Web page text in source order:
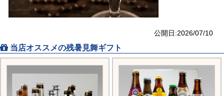
公開日:2026/07/10
当店オススメの残暑見舞ギフト